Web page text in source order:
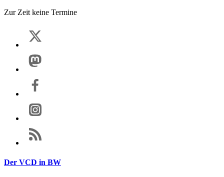
Zur Zeit keine Termine
Der VCD in BW